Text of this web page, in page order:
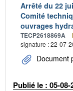
Arrêté du 22
Comité
ouvrages
TECP2618869A
signature : 22-07-
Document
Publié le : 05-08-